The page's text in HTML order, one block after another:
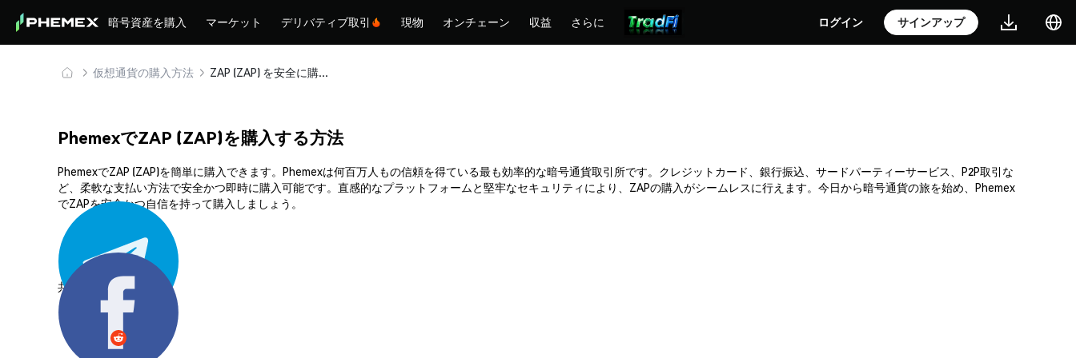
暗号資産を購入 マーケット デリバティブ取引 現物 オンチェーン 収益 さらに ログイン サインアップ
仮想通貨の購入方法 ZAP (ZAP) を安全に購入・保管
PhemexでZAP (ZAP)を購入する方法
PhemexでZAP (ZAP)を簡単に購入できます。Phemexは何百万人もの信頼を得ている最も効率的な暗号通貨取引所です。クレジットカード、銀行振込、サードパーティーサービス、P2P取引な
ど、柔軟な支払い方法で安全かつ即時に購入可能です。直感的なプラットフォームと堅牢なセキュリティにより、ZAPの購入がシームレスに行えます。今日から暗号通貨の旅を始め、Phemex
でZAPを安全かつ自信を持って購入しましょう。
共有する: